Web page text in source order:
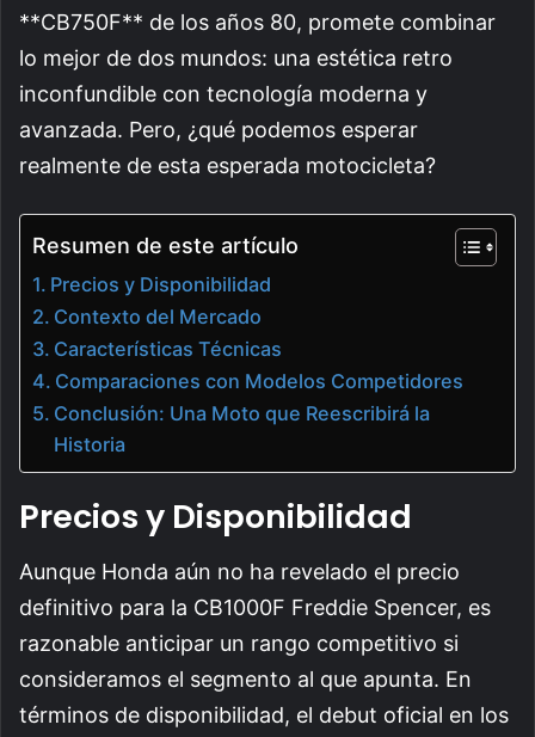
**CB750F** de los años 80, promete combinar
lo mejor de dos mundos: una estética retro
inconfundible con tecnología moderna y
avanzada. Pero, ¿qué podemos esperar
realmente de esta esperada motocicleta?
Resumen de este artículo
Precios y Disponibilidad
Contexto del Mercado
Características Técnicas
Comparaciones con Modelos Competidores
Conclusión: Una Moto que Reescribirá la
Historia
Precios y Disponibilidad
Aunque Honda aún no ha revelado el precio
definitivo para la CB1000F Freddie Spencer, es
razonable anticipar un rango competitivo si
consideramos el segmento al que apunta. En
términos de disponibilidad, el debut oficial en los